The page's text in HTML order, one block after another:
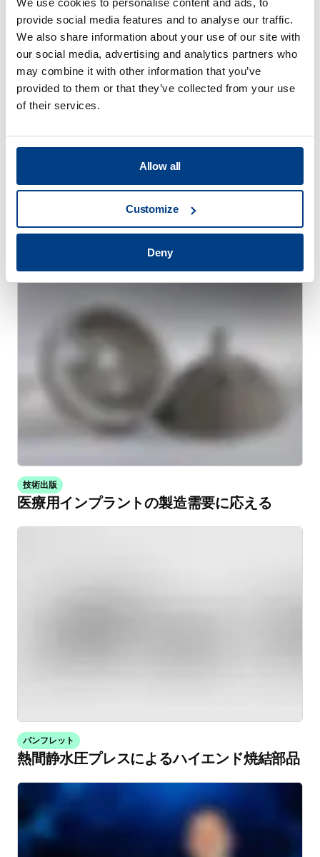
provide social media features and to analyse our traffic.
We also share information about your use of our site with
our social media, advertising and analytics partners who
may combine it with other information that you’ve
provided to them or that they’ve collected from your use
of their services.
Allow all
Customize
Deny
高圧熱処理（HPHT™）による熱処理歪みの
技術出版
医療用インプラントの製造需要に応える
パンフレット
熱間静水圧プレスによるハイエンド焼結部品